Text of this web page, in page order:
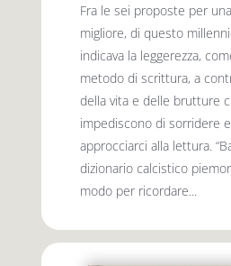
Fra le sei proposte per
migliore, di questo
indicava la leggerezza,
metodo di scrittura, a
della vita e delle brutture
impediscono di sorridere
approcciarci alla lettura.
dizionario calcistico
modo per ricordare...